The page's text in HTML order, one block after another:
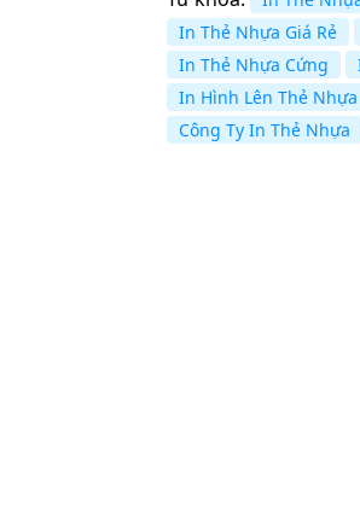
In Thẻ Nhựa Giá Rẻ
In Thẻ Nhựa Cứng
In Hình Lên Thẻ Nhựa
Công Ty In Thẻ Nhựa